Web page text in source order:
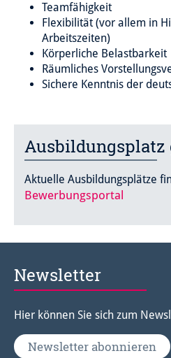
Teamfähigkeit
Flexibilität (vor allem in
Arbeitszeiten)
Körperliche Belastbarkeit
Räumliches
Sichere Kenntnis der
Ausbildungsplatz
Aktuelle Ausbildungsplätze
Bewerbungsportal
Newsletter
Hier können Sie sich zum
Newsletter abonnieren